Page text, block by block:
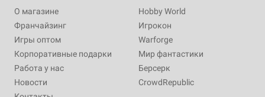
О магазине
Франчайзинг
Игры оптом
Корпоративные подарки
Работа у нас
Новости
Hobby World
Игрокон
Warforge
Мир фантастики
Берсерк
CrowdRepublic